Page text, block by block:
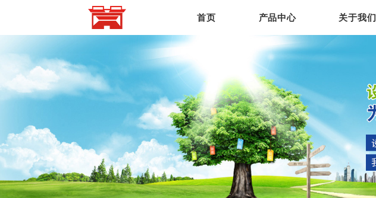
首页 产品中心 关于我们